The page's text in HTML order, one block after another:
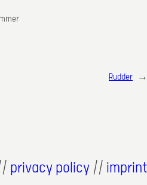
Rudder
privacy policy //